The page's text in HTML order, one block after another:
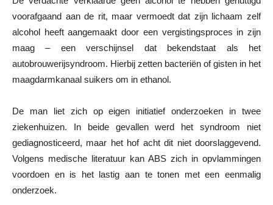
voorafgaand aan de rit, maar vermoedt dat zijn lichaam zelf
alcohol heeft aangemaakt door een vergistingsproces in zijn
maag – een verschijnsel dat bekendstaat als het
autobrouwerijsyndroom. Hierbij zetten bacteriën of gisten in het
maagdarmkanaal suikers om in ethanol.
De man liet zich op eigen initiatief onderzoeken in twee
ziekenhuizen. In beide gevallen werd het syndroom niet
gediagnosticeerd, maar het hof acht dit niet doorslaggevend.
Volgens medische literatuur kan ABS zich in opvlammingen
voordoen en is het lastig aan te tonen met een eenmalig
onderzoek.